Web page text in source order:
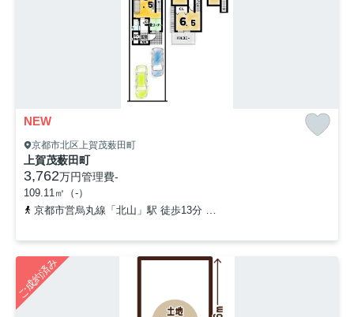
NEW
京都市北区上賀茂薮田町
上賀茂薮田町
3,762万円管理費-
109.11㎡（-）
京都市営烏丸線「北山」駅 徒歩13分
ご成約済み